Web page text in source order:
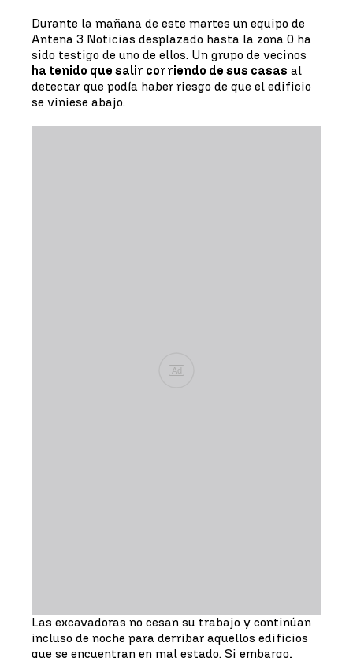
Durante la mañana de este martes un equipo de
Antena 3 Noticias desplazado hasta la zona 0 ha
sido testigo de uno de ellos. Un grupo de vecinos
ha tenido que salir corriendo de sus casas al
detectar que podía haber riesgo de que el edificio
se viniese abajo.
Ad
Las excavadoras no cesan su trabajo y continúan
incluso de noche para derribar aquellos edificios
que se encuentran en mal estado. Si embargo,